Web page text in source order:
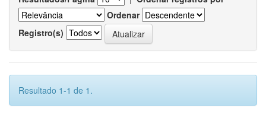
Ordenar
Registro(s)
Resultado 1-1 de 1.